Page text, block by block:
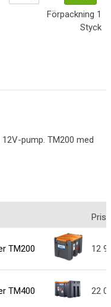
Förpackning 1
Styck
pump. TM200 med
Pris
TM200 12
TM400 22